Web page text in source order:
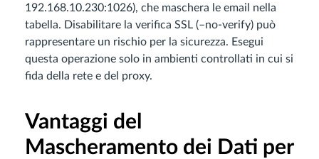
192.168.10.230:1026), che maschera le email nella
tabella. Disabilitare la verifica SSL (–no-verify) può
rappresentare un rischio per la sicurezza. Esegui
questa operazione solo in ambienti controllati in cui si
fida della rete e del proxy.
Vantaggi del
Mascheramento dei Dati per